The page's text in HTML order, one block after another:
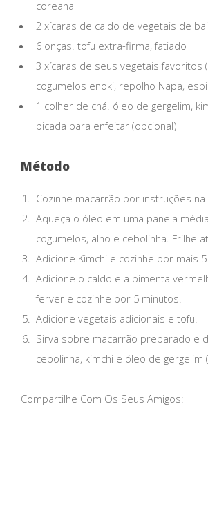
coreana
2 xícaras de caldo de vegetais de
6 onças. tofu extra-firma, fatiado
3 xícaras de seus vegetais favoritos
cogumelos enoki, repolho Napa,
1 colher de chá. óleo de gergelim,
picada para enfeitar (opcional)
Método
Cozinhe macarrão por instruções na
Aqueça o óleo em uma panela
cogumelos, alho e cebolinha. Frilhe
Adicione Kimchi e cozinhe por mais 5
Adicione o caldo e a pimenta
ferver e cozinhe por 5 minutos.
Adicione vegetais adicionais e tofu.
Sirva sobre macarrão preparado e
cebolinha, kimchi e óleo de gergelim
Compartilhe Com Os Seus Amigos: